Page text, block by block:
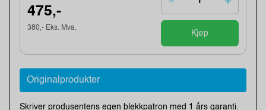
475,-
380,- Eks. Mva.
Kjøp
Originalprodukter
Skriver produsentens egen blekkpatron med 1 års garanti.